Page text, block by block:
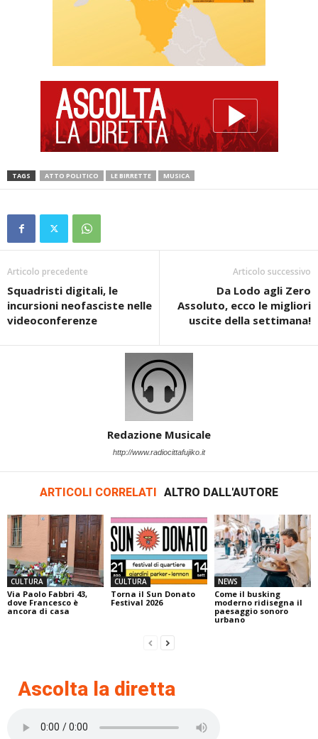
TAGS ATTO POLITICO LE BIRRETTE MUSICA
Articolo precedente
Squadristi digitali, le
incursioni neofasciste nelle
videoconferenze
Articolo successivo
Da Lodo agli Zero
Assoluto, ecco le migliori
uscite della settimana!
Redazione Musicale
http://www.radiocittafujiko.it
ARTICOLI CORRELATI ALTRO DALL'AUTORE
CULTURA
Via Paolo Fabbri 43,
dove Francesco è
ancora di casa
CULTURA
Torna il Sun Donato
Festival 2026
NEWS
Come il busking
moderno ridisegna il
paesaggio sonoro
urbano
Ascolta la diretta